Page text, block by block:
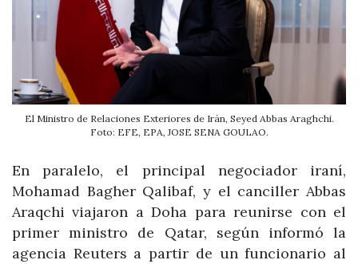
El Ministro de Relaciones Exteriores de Irán, Seyed Abbas Araghchi.
Foto: EFE, EPA, JOSE SENA GOULAO.
En paralelo, el principal negociador iraní,
Mohamad Bagher Qalibaf, y el canciller Abbas
Araqchi viajaron a Doha para reunirse con el
primer ministro de Qatar, según informó la
agencia Reuters a partir de un funcionario al